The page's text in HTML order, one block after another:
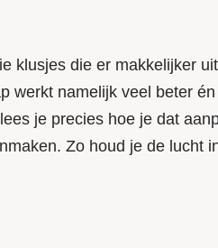
klusjes die er makkelijker
werkt namelijk veel beter
je precies hoe je dat
Zo houd je de lucht